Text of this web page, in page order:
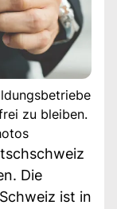
zu bleiben.
Die
ist in